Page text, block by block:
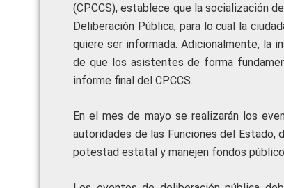
(CPCCS), establece que la socialización
Deliberación Pública, para lo cual la
quiere ser informada. Adicionalmente, la
de que los asistentes de forma
informe final del CPCCS.
En el mes de mayo se realizarán los
autoridades de las Funciones del Estado,
potestad estatal y manejen fondos